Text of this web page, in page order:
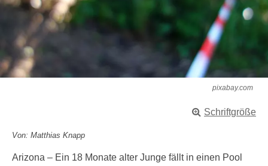
pixabay.com
Schriftgröße
Von: Matthias Knapp
Arizona – Ein 18 Monate alter Junge fällt in einen Pool